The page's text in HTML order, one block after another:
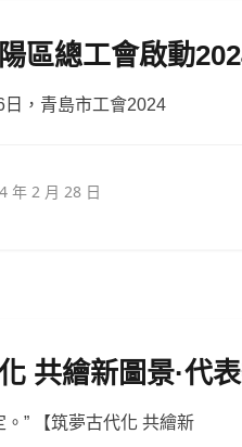
區總工會啟動
日，青島市工會2024
年 2 月 28 日
共繪新圖景·代
” 【筑夢古代化 共繪新